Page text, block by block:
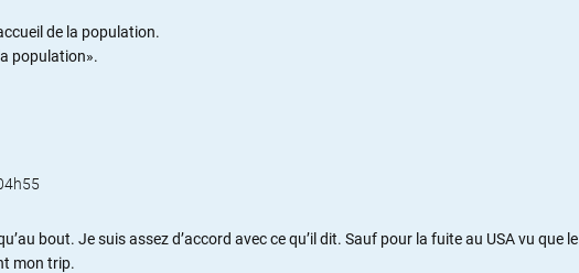
de la population.
population».
bout. Je suis assez d’accord avec ce qu’il dit. Sauf pour la fuite au USA vu que le
mon trip.